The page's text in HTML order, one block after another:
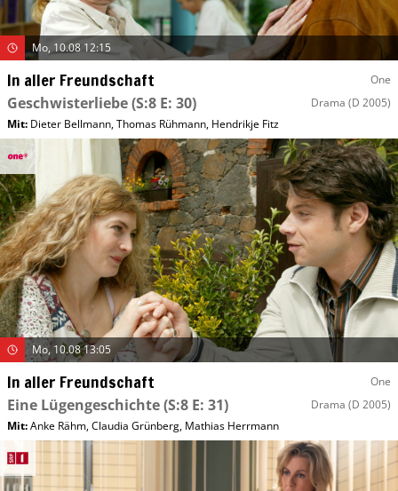
Mo, 10.08 12:15
In aller Freundschaft One
Geschwisterliebe(S:8 E: 30) Drama (D 2005)
Mit: Dieter Bellmann,Thomas Rühmann, Hendrikje Fitz
Mo, 10.08 13:05
In aller Freundschaft One
Eine Lügengeschichte(S:8 E: 31) Drama (D 2005)
Mit:Anke Rähm,Claudia Grünberg, Mathias Herrmann